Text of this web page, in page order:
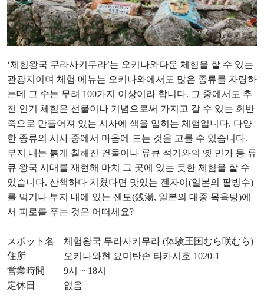
‘체험왕국 무라사키무라’는 오키나와다운 체험을 할 수 있는
관광지이며 체험 메뉴는 오키나와에서도 많은 종류를 자랑하
는데 그 수는 무려 100가지 이상이라 합니다. 그 중에서도 추
천 인기 체험은 선물이나 기념으로써 가지고 갈 수 있는 회반
죽으로 만들어져 있는 시사에 색을 입히는 체험입니다. 다양
한 종류의 시사 중에서 마음에 드는 것을 고를 수 있습니다.
부지 내는 붉게 칠해진 건물이나 류큐 적기와의 옛 민가 등 류
큐 왕국 시대를 재현해 마치 그 곳에 있는 듯한 체험을 할 수
있습니다. 산책하다 지쳤다면 맛있는 젠자이(일본의 팥빙수)
를 먹거나 부지 내에 있는 센토(銭湯, 일본의 대중 목욕탕)에
서 피로를 푸는 것은 어떠세요?
スポット名 체험왕국 무라사키무라 (体験王国むら咲むら)
住所 오키나와현 요미탄손 타카시호 1020-1
営業時間 9시 ~ 18시
定休日 없음